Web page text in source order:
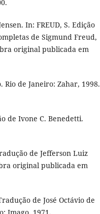
In: FREUD, S. Edição
de Sigmund Freud,
original publicada em
Rio de Janeiro: Zahar, 1998.
de Ivone C. Benedetti.
de Jefferson Luiz
original publicada em
de José Octávio de